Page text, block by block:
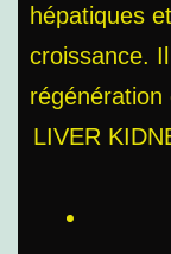
hépatiques
croissance.
régénération
LIVER